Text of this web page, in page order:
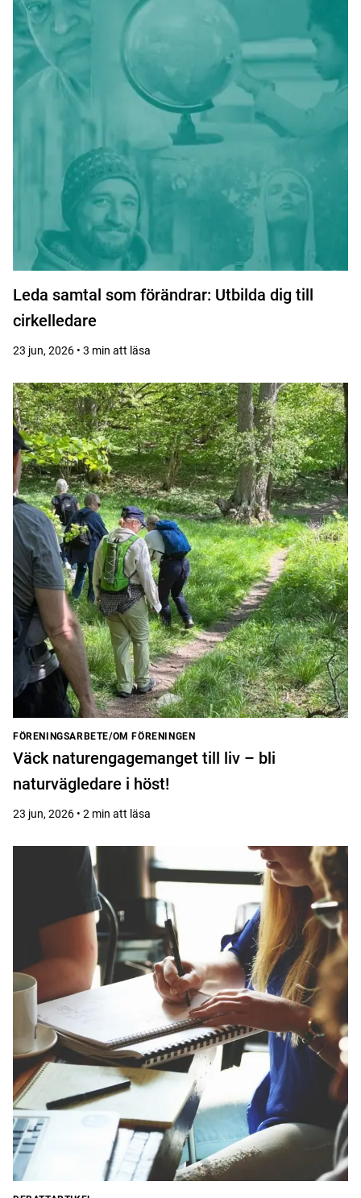
Leda samtal som förändrar: Utbilda dig till
cirkelledare
23 jun, 2026 • 3 min att läsa
FÖRENINGSARBETE/OM FÖRENINGEN
Väck naturengagemanget till liv – bli
naturvägledare i höst!
23 jun, 2026 • 2 min att läsa